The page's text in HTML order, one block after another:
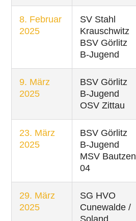
8. Februar
2025
SV Stahl
Krauschwitz
BSV Görlitz
B-Jugend
9. März
2025
BSV Görlitz
B-Jugend
OSV Zittau
23. März
2025
BSV Görlitz
B-Jugend
MSV Bautzen
04
29. März
2025
SG HVO
Cunewalde /
Soland